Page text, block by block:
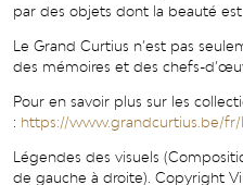
par des objets dont la beauté
Le Grand Curtius n’est pas
des mémoires et des chefs-
Pour en savoir plus sur les
: https://www.grandcurtius.be/fr/
Légendes des visuels
de gauche à droite). Copyright